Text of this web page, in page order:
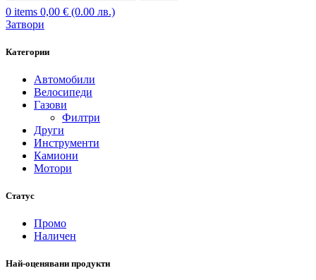
0 items 0,00 € (0.00 лв.)
Затвори
Категории
Автомобили
Велосипеди
Газови
Филтри
Други
Инструменти
Камиони
Мотори
Статус
Промо
Наличен
Най-оценявани продукти